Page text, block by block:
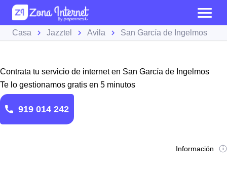
Casa Jazztel Avila San García de Ingelmos
Contrata tu servicio de internet en San García de Ingelmos
Te lo gestionamos gratis en 5 minutos
919 014 242
Información